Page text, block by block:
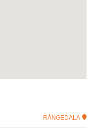
RÅNGEDALA